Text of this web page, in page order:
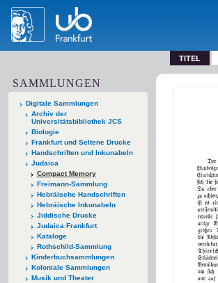
TITEL
SAMMLUNGEN
Digitale Sammlungen
Archiv der
Universitätsbibliothek JCS
Biologie
Frankfurt und Seltene Drucke
Handschriften und Inkunabeln
Judaica
Compact Memory
Freimann-Sammlung
Hebräische Handschriften
Hebräische Inkunabeln
Jiddische Drucke
Judaica Frankfurt
Kataloge
Rothschild-Sammlung
Kinderbuchsammlungen
Koloniale Sammlungen
Musik und Theater